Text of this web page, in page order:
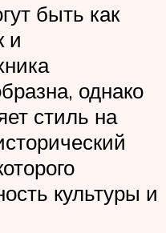
быть как
и
однако
стиль на
культуры и